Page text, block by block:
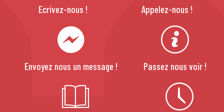
Ecrivez-nous ! Appelez-nous !
Envoyez nous un message ! Passez nous voir !